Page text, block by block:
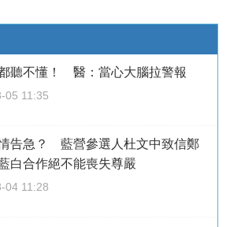
聽不懂！ 醫：當心大腦拉警報
05 11:35
告急？ 藍營參選人杜文中致信鄭
白合作絕不能喪失尊嚴
04 11:28